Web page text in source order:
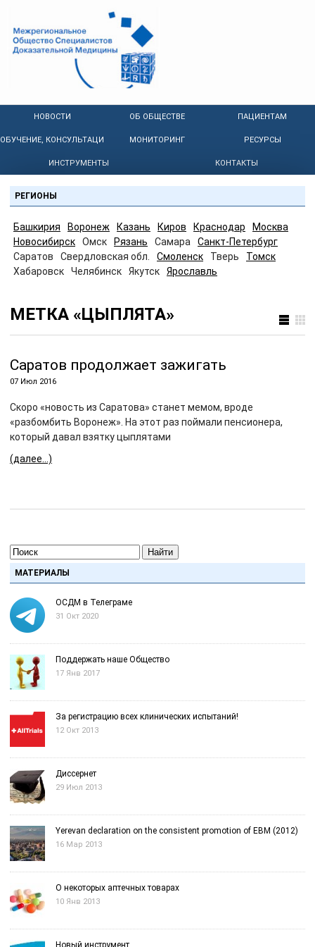
НОВОСТИ ОБ ОБЩЕСТВЕ ПАЦИЕНТАМ
ОБУЧЕНИЕ, КОНСУЛЬТАЦИИ МОНИТОРИНГ РЕСУРСЫ
ИНСТРУМЕНТЫ КОНТАКТЫ
РЕГИОНЫ
Башкирия Воронеж Казань Киров Краснодар
Москва
Новосибирск
Омск Рязань Самара
Санкт-Петербург
Саратов
Свердловская обл. Смоленск Тверь
Томск
Хабаровск
Челябинск Якутск Ярославль
МЕТКА «ЦЫПЛЯТА»
Саратов продолжает зажигать
07 Июл 2016
Скоро «новость из Саратова» станет мемом, вроде
«разбомбить Воронеж». На этот раз поймали пенсионера,
который давал взятку цыплятами
(далее…)
Найти
МАТЕРИАЛЫ
ОСДМ в Телеграме
31 Окт 2020
Поддержать наше Общество
17 Янв 2017
За регистрацию всех клинических испытаний!
12 Окт 2013
Диссернет
29 Июл 2013
Yerevan declaration on the consistent promotion of EBM (2012)
16 Мар 2013
О некоторых аптечных товарах
10 Янв 2013
Новый инструмент